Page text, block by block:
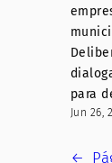
para
Jun 26,
←